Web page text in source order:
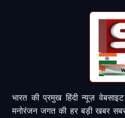
भारत की प्रमुख हिंदी न्यूज़
मनोरंजन जगत की हर बड़ी खबर